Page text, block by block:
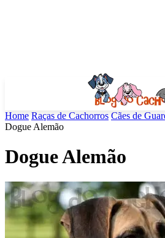
Home Raças de Cachorros Cães de
Dogue Alemão
Dogue Alemão